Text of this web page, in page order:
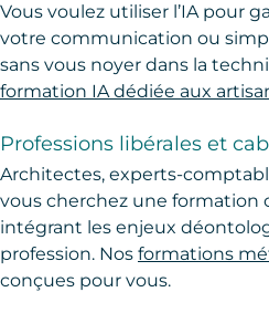
Vous voulez utiliser l’IA pour
votre communication ou
sans vous noyer dans la
formation IA dédiée aux
Professions libérales et
Architectes, experts-
vous cherchez une formation
intégrant les enjeux
profession. Nos formations
conçues pour vous.